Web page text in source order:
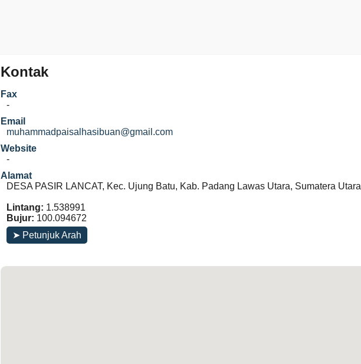
Kontak
Fax
-
Email
muhammadpaisalhasibuan@gmail.com
Website
-
Alamat
DESA PASIR LANCAT, Kec. Ujung Batu, Kab. Padang Lawas Utara, Sumatera Utara
Lintang: 1.538991
Bujur: 100.094672
➤ Petunjuk Arah